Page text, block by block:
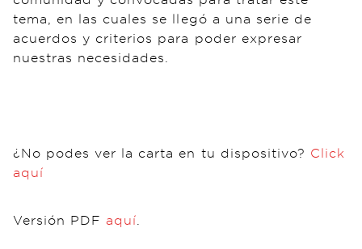
tema, en las cuales se llegó a una serie de
acuerdos y criterios para poder expresar
nuestras necesidades.
¿No podes ver la carta en tu dispositivo? Click
aquí
Versión PDFaquí